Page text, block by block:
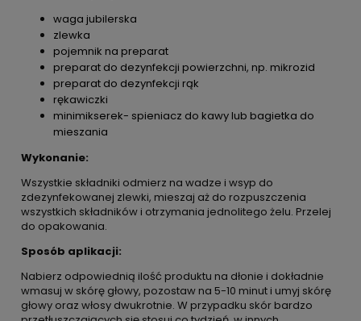
waga jubilerska
zlewka
pojemnik na preparat
preparat do dezynfekcji powierzchni, np. mikrozid
preparat do dezynfekcji rąk
rękawiczki
minimikserek- spieniacz do kawylub bagietka do
mieszania
Wykonanie:
Wszystkie składniki odmierz na wadze i wsyp do
zdezynfekowanej zlewki, mieszaj aż do rozpuszczenia
wszystkich składników i otrzymania jednolitego żelu. Przelej
do opakowania.
Sposób aplikacji:
Nabierz odpowiednią ilość produktu na dłonie i dokładnie
wmasuj w skórę głowy, pozostaw na 5-10 minut i umyj skórę
głowy oraz włosy dwukrotnie. W przypadku skór bardzo